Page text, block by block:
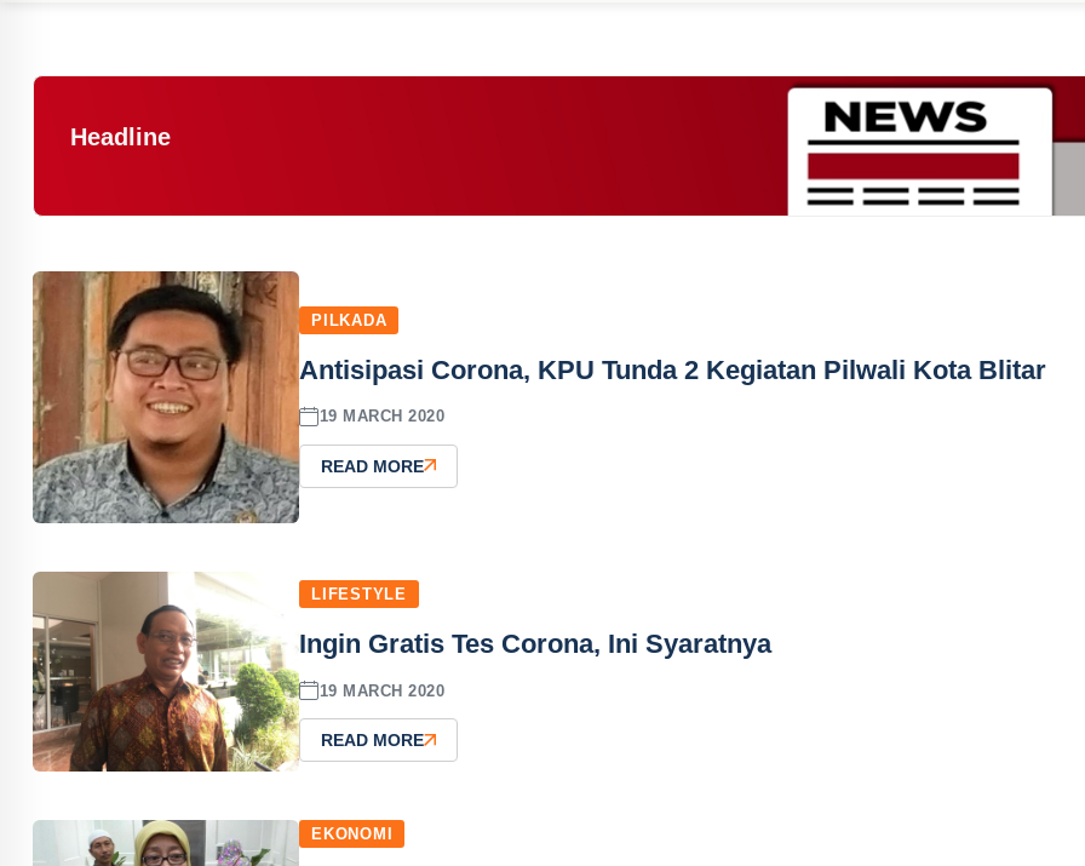
Headline
PILKADA
Antisipasi Corona, KPU Tunda 2 Kegiatan Pilwali Kota Blitar
19 MARCH 2020
READ MORE
LIFESTYLE
Ingin Gratis Tes Corona, Ini Syaratnya
19 MARCH 2020
READ MORE
EKONOMI